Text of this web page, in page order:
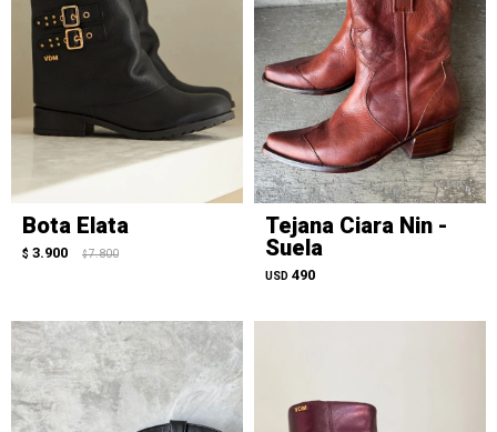
Bota Elata
$ 3.900 $ 7.800
Tejana Ciara Nin -
Suela
USD 490